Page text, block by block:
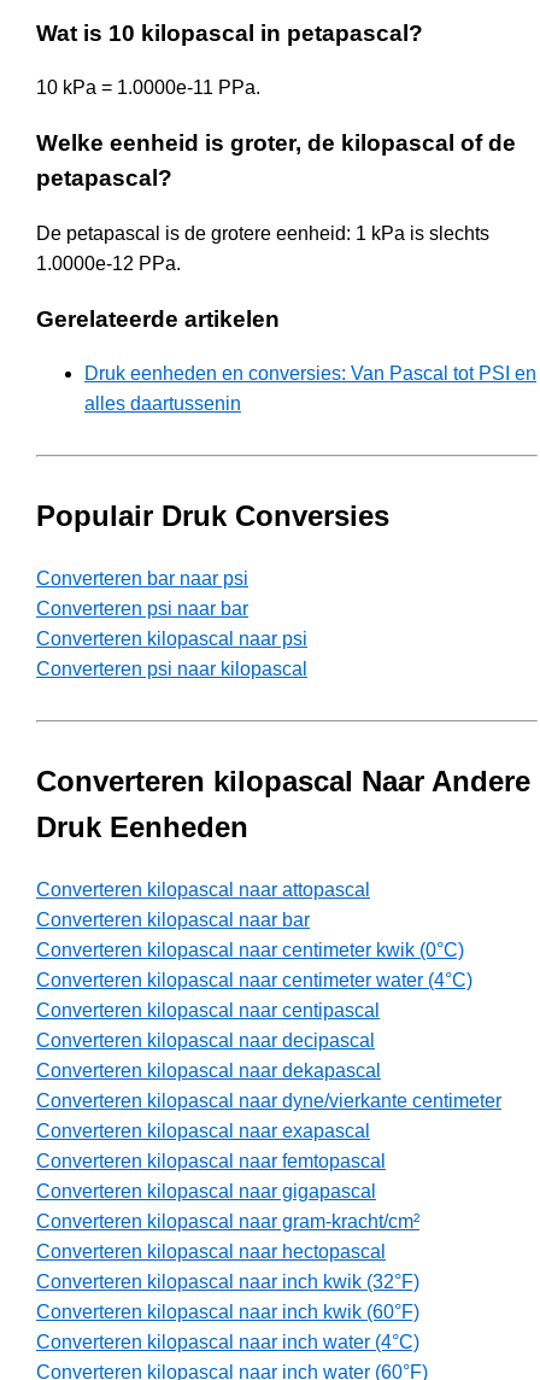
Wat is 10 kilopascal in petapascal?
10 kPa = 1.0000e-11 PPa.
Welke eenheid is groter, de kilopascal of de
petapascal?
De petapascal is de grotere eenheid: 1 kPa is slechts
1.0000e-12 PPa.
Gerelateerde artikelen
Druk eenheden en conversies: Van Pascal tot PSI en
alles daartussenin
Populair Druk Conversies
Converteren bar naar psi
Converteren psi naar bar
Converteren kilopascal naar psi
Converteren psi naar kilopascal
Converteren kilopascal Naar Andere
Druk Eenheden
Converteren kilopascal naar attopascal
Converteren kilopascal naar bar
Converteren kilopascal naar centimeter kwik (0°C)
Converteren kilopascal naar centimeter water (4°C)
Converteren kilopascal naar centipascal
Converteren kilopascal naar decipascal
Converteren kilopascal naar dekapascal
Converteren kilopascal naar dyne/vierkante centimeter
Converteren kilopascal naar exapascal
Converteren kilopascal naar femtopascal
Converteren kilopascal naar gigapascal
Converteren kilopascal naar gram-kracht/cm²
Converteren kilopascal naar hectopascal
Converteren kilopascal naar inch kwik (32°F)
Converteren kilopascal naar inch kwik (60°F)
Converteren kilopascal naar inch water (4°C)
Converteren kilopascal naar inch water (60°F)